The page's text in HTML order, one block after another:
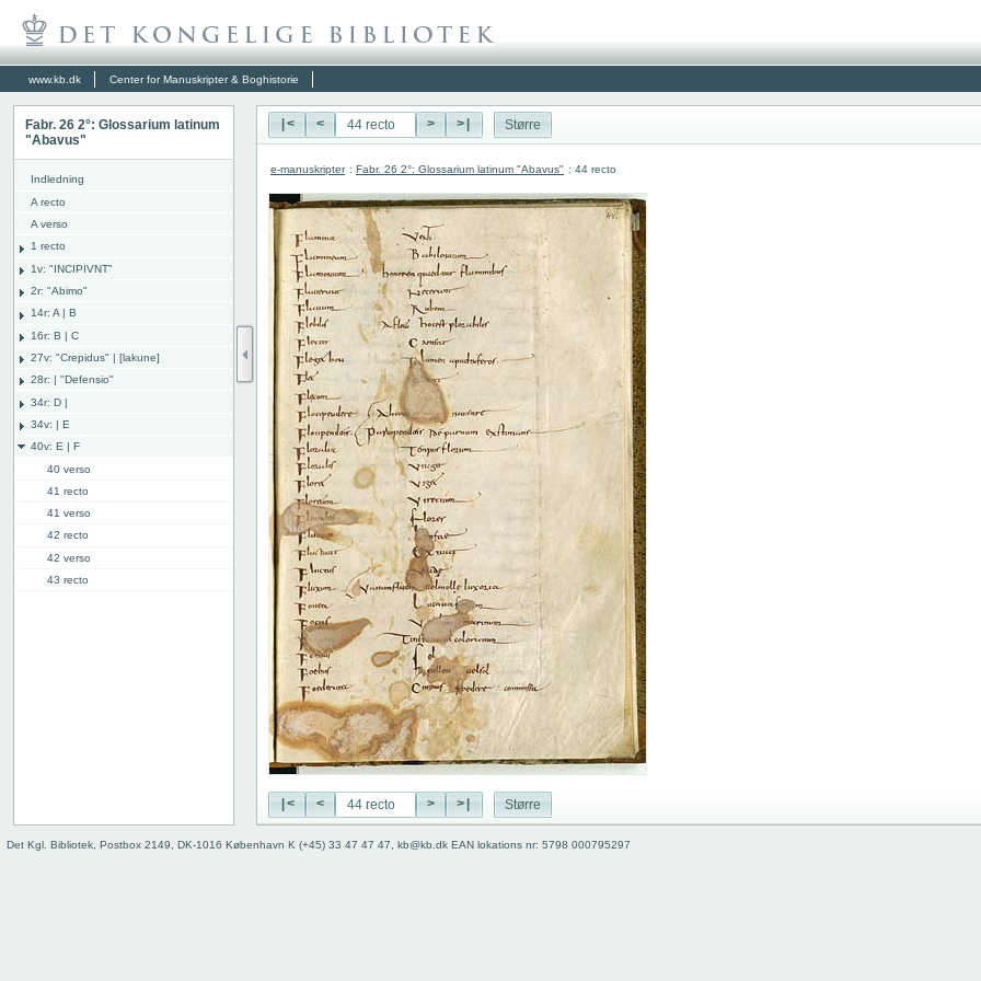
www.kb.dk Center for Manuskripter & Boghistorie
Fabr. 26 2°: Glossarium latinum
"Abavus"
Indledning
A recto
A verso
1 recto
1v: "INCIPIVNT"
2r: "Abimo"
14r: A | B
16r: B | C
27v: "Crepidus" | [lakune]
28r: | "Defensio"
34r: D |
34v: | E
40v: E | F
40 verso
41 recto
41 verso
42 recto
42 verso
43 recto
62v: L | ///
Bind
|< < > >| Større
e-manuskripter : Fabr. 26 2°: Glossarium latinum "Abavus" : 44 recto
|< < > >| Større
Det Kgl. Bibliotek, Postbox 2149, DK-1016 København K (+45) 33 47 47 47, kb@kb.dk EAN lokations nr: 5798 000795297